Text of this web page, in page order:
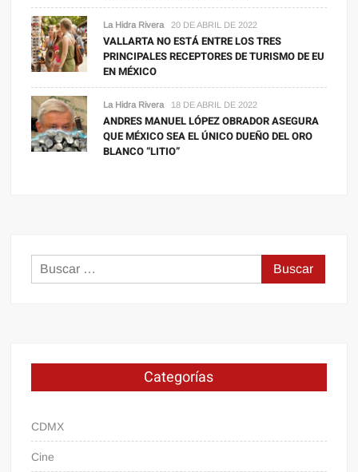
La Hidra Rivera 20 DE ABRIL DE 2022
VALLARTA NO ESTÁ ENTRE LOS TRES
PRINCIPALES RECEPTORES DE TURISMO DE EU
EN MÉXICO
La Hidra Rivera 18 DE ABRIL DE 2022
ANDRES MANUEL LÓPEZ OBRADOR ASEGURA
QUE MÉXICO SEA EL ÚNICO DUEÑO DEL ORO
BLANCO “LITIO”
Buscar:
Categorías
CDMX
Cine